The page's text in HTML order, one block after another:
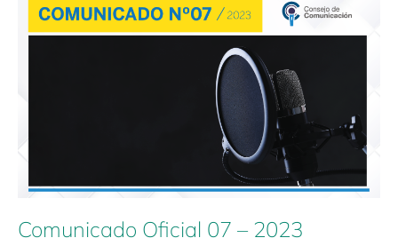
Comunicado Oficial 07 – 2023
Oficial
07